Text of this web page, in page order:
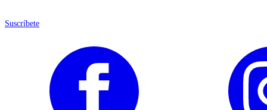
Suscríbete